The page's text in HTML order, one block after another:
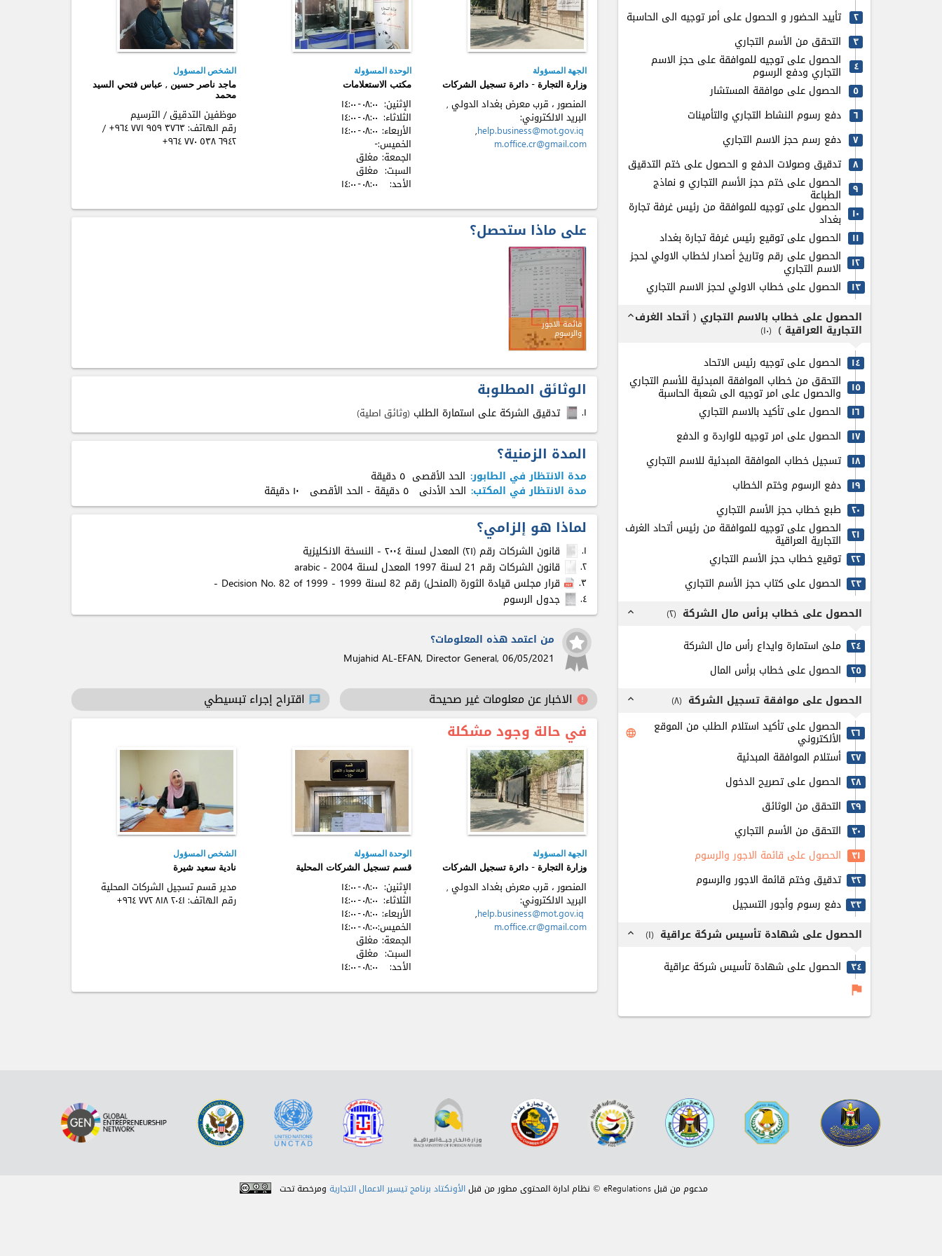
٢ تأييد الحضور و الحصول على أمر توجيه الى الحاسبة
٣ التحقق من الأسم التجاري
٤ الحصول على توجيه للموافقة على حجز الاسم
التجاري ودفع الرسوم
٥ الحصول على موافقة المستشار
٦ دفع رسوم النشاط التجاري والتأمينات
٧ دفع رسم حجز الاسم التجاري
٨ تدقيق وصولات الدفع و الحصول على ختم التدقيق
٩ الحصول على ختم حجز الأسم التجاري و نماذج
الطباعة
۱٠ الحصول على توجيه للموافقة من رئيس غرفة تجارة
بغداد
۱۱ الحصول على توقيع رئيس غرفة تجارة بغداد
۱٢ الحصول على رقم وتاريخ أصدار لخطاب الاولي لحجز
الاسم التجاري
۱٣
الحصول على خطاب الاولي لحجز الاسم التجاري
الحصول على خطاب بالاسم التجاري ( أتحاد الغرف
التجارية العراقية ) (۱٠)
expand_less
۱٤ الحصول على توجيه رئيس الاتحاد
۱٥ التحقق من خطاب الموافقة المبدئية للأسم التجاري
والحصول على امر توجيه الى شعبة الحاسبة
۱٦ الحصول على تأكيد بالاسم التجاري
۱٧ الحصول على امر توجيه للواردة و الدفع
۱٨ تسجيل خطاب الموافقة المبدئية للاسم التجاري
۱٩ دفع الرسوم وختم الخطاب
٢٠ طبع خطاب حجز الأسم التجاري
٢۱ الحصول على توجيه للموافقة من رئيس أتحاد الغرف
التجارية العراقية
٢٢ توقيع خطاب حجز الأسم التجاري
٢٣ الحصول على كتاب حجز الأسم التجاري
الحصول على خطاب برأس مال الشركة (٢)
expand_less
٢٤ ملئ استمارة وايداع رأس مال الشركة
٢٥ الحصول على خطاب برأس المال
الحصول على موافقة تسجيل الشركة (٨)
expand_less
٢٦ الحصول على تأكيد استلام الطلب من الموقع
الألكتروني language
٢٧ أستلام الموافقة المبدئية
٢٨ الحصول على تصريح الدخول
٢٩ التحقق من الوثائق
٣٠ التحقق من الأسم التجاري
٣۱ الحصول على قائمة الاجور والرسوم
٣٢ تدقيق وختم قائمة الاجور والرسوم
٣٣ دفع رسوم وأجور التسجيل
الحصول على شهادة تأسيس شركة عراقية (۱)
expand_less
٣٤ الحصول على شهادة تأسيس شركة عراقية
flag
الجهة المسؤولة
وزارة التجارة - دائرة تسجيل الشركات
المنصور ، قرب معرض بغداد الدولي ,
البريد الالكتروني:
help.business@mot.gov.iq
,
m.office.cr@gmail.com
الوحدة المسؤولة
مكتب الاستعلامات
الإثنين: ٠٨:٠٠ - ۱٤:٠٠
الثلاثاء: ٠٨:٠٠ - ۱٤:٠٠
الأربعاء: ٠٨:٠٠ - ۱٤:٠٠
الخميس:-
الجمعة: مغلق
السبت: مغلق
الأحد: ٠٨:٠٠ - ۱٤:٠٠
الشخص المسؤول
ماجد ناصر حسين , عباس فتحي السيد
محمد
موظفين التدقيق / الترسيم
رقم الهاتف: +٩٦٤ ٧٧۱ ٩٥٩ ٣٧٦٣ /
+٩٦٤ ٧٧٠ ٥٣٨ ٦٩٤٢
على ماذا ستحصل؟
قائمة الاجور
والرسوم
الوثائق المطلوبة
۱. تدقيق الشركة على استمارة الطلب (وثائق اصلية)
المدة الزمنية؟
مدة الانتظار في الطابور: الحد الأقصى ٥ دقيقة
مدة الانتظار في المكتب: الحد الأدنى ٥ دقيقة - الحد الأقصى ۱٠ دقيقة
لماذا هو إلزامي؟
۱. قانون الشركات رقم (٢١) المعدل لسنة ٢٠٠٤ - النسخة الانكليزية
٢. قانون الشركات رقم 21 لسنة 1997 المعدل لسنة 2004 - arabic
٣. قرار مجلس قيادة الثورة (المنحل) رقم 82 لسنة 1999 - Decision No. 82 of 1999 -
٤. جدول الرسوم
من اعتمد هذه المعلومات؟
Mujahid AL-EFAN, Director General, 06/05/2021
error الاخبار عن معلومات غير صحيحة chat اقتراح إجراء تبسيطي
في حالة وجود مشكلة
الجهة المسؤولة
وزارة التجارة - دائرة تسجيل الشركات
المنصور ، قرب معرض بغداد الدولي ,
البريد الالكتروني:
help.business@mot.gov.iq
,
m.office.cr@gmail.com
الوحدة المسؤولة
قسم تسجيل الشركات المحلية
الإثنين: ٠٨:٠٠ - ۱٤:٠٠
الثلاثاء: ٠٨:٠٠ - ۱٤:٠٠
الأربعاء: ٠٨:٠٠ - ۱٤:٠٠
الخميس:٠٨:٠٠ - ۱٤:٠٠
الجمعة: مغلق
السبت: مغلق
الأحد: ٠٨:٠٠ - ۱٤:٠٠
الشخص المسؤول
نادية سعيد شيرة
مدير قسم تسجيل الشركات المحلية
رقم الهاتف: +٩٦٤ ٧٧٢ ٨۱٨ ٢٠٤۱
مدعوم من قبل eRegulations © نظام ادارة المحتوى مطور من قبل الأونكتاد برنامج تيسير الاعمال التجاريةومرخصة تحت